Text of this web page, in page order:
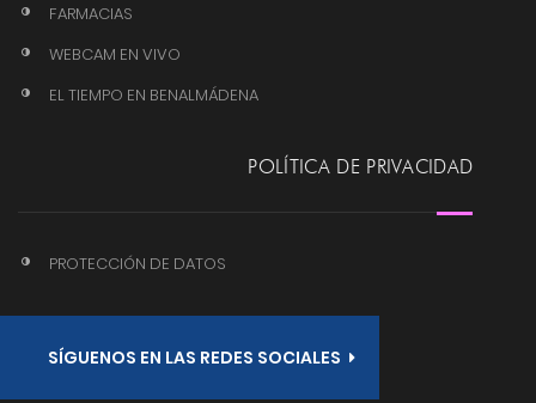
FARMACIAS
WEBCAM EN VIVO
EL TIEMPO EN BENALMÁDENA
POLÍTICA DE PRIVACIDAD
PROTECCIÓN DE DATOS
SÍGUENOS EN LAS REDES SOCIALES